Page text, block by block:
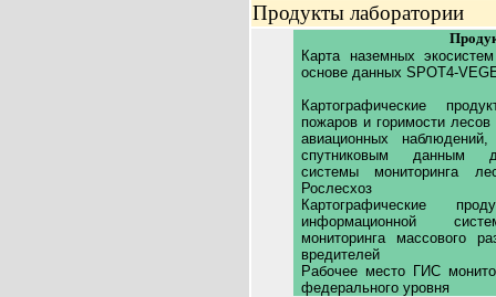
Продукты лаборатории
Карта наземных
основе данных SPOT4-
Картографические
пожаров и горимости
авиационных
спутниковым данным
системы мониторинга
Рослесхоз
Картографические
информационной
мониторинга массового
вредителей
Рабочее место ГИС
федерального уровня